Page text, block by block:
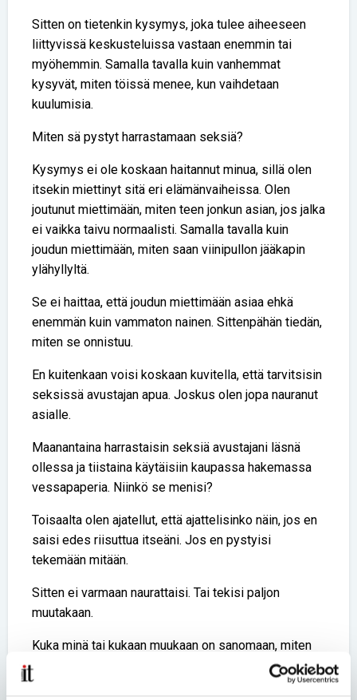
Sitten on tietenkin kysymys, joka tulee aiheeseen
liittyvissä keskusteluissa vastaan enemmin tai
myöhemmin. Samalla tavalla kuin vanhemmat
kysyvät, miten töissä menee, kun vaihdetaan
kuulumisia.
Miten sä pystyt harrastamaan seksiä?
Kysymys ei ole koskaan haitannut minua, sillä olen
itsekin miettinyt sitä eri elämänvaiheissa. Olen
joutunut miettimään, miten teen jonkun asian, jos jalka
ei vaikka taivu normaalisti. Samalla tavalla kuin
joudun miettimään, miten saan viinipullon jääkapin
ylähyllyltä.
Se ei haittaa, että joudun miettimään asiaa ehkä
enemmän kuin vammaton nainen. Sittenpähän tiedän,
miten se onnistuu.
En kuitenkaan voisi koskaan kuvitella, että tarvitsisin
seksissä avustajan apua. Joskus olen jopa nauranut
asialle.
Maanantaina harrastaisin seksiä avustajani läsnä
ollessa ja tiistaina käytäisiin kaupassa hakemassa
vessapaperia. Niinkö se menisi?
Toisaalta olen ajatellut, että ajattelisinko näin, jos en
saisi edes riisuttua itseäni. Jos en pystyisi
tekemään mitään.
Sitten ei varmaan naurattaisi. Tai tekisi paljon
muutakaan.
Kuka minä tai kukaan muukaan on sanomaan, miten
seksiä tulisi harrastaa?